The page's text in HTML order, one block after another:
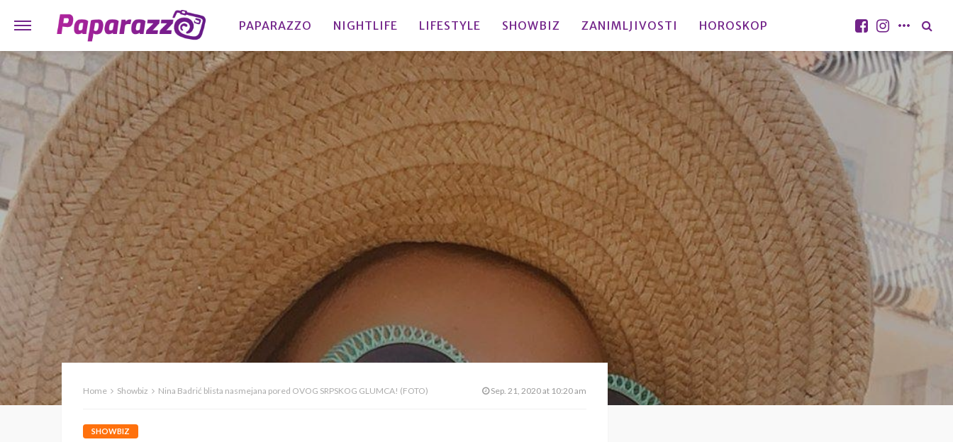
PAPARAZZO NIGHTLIFE LIFESTYLE SHOWBIZ ZANIMLJIVOSTI HOROSKOP
Home Showbiz Nina Badrić blista nasmejana pored OVOG SRPSKOG GLUMCA! (FOTO) Sep. 21, 2020 at 10:20 am
SHOWBIZ